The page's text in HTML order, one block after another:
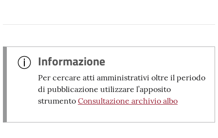
Informazione
Per cercare atti amministrativi oltre il periodo
di pubblicazione utilizzare l’apposito
strumento Consultazione archivio albo